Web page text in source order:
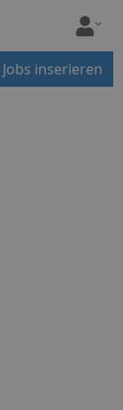
Jobs inserieren